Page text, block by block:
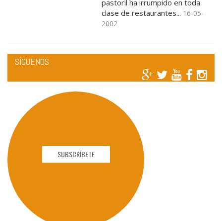
pastoril ha irrumpido en toda
clase de restaurantes... 16-05-
2002
SÍGUENOS
SUBSCRÍBETE